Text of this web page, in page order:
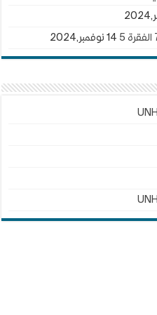
14 نوفمبر,2024